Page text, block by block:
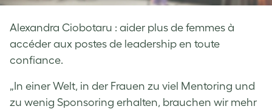
Alexandra Ciobotaru : aider plus de femmes à
accéder aux postes de leadership en toute
confiance.
„In einer Welt, in der Frauen zu viel Mentoring und
zu wenig Sponsoring erhalten, brauchen wir mehr